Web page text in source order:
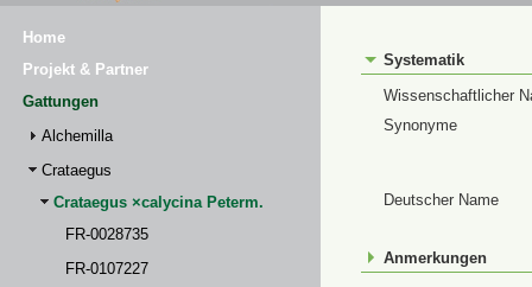
Home
Projekt & Partner
Gattungen
Alchemilla
Crataegus
Crataegus ×calycina Peterm.
FR-0028735
FR-0107227
Systematik
Wissenschaftlicher
Synonyme
Deutscher Name
Anmerkungen